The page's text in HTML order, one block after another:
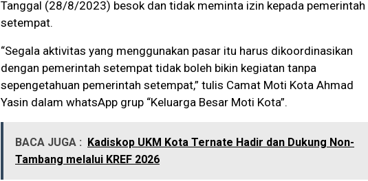
Tanggal (28/8/2023) besok dan tidak meminta izin kepada pemerintah
setempat.
“Segala aktivitas yang menggunakan pasar itu harus dikoordinasikan
dengan pemerintah setempat tidak boleh bikin kegiatan tanpa
sepengetahuan pemerintah setempat,” tulis Camat Moti Kota Ahmad
Yasin dalam whatsApp grup “Keluarga Besar Moti Kota”.
BACA JUGA : Kadiskop UKM Kota Ternate Hadir dan Dukung Non-
Tambang melalui KREF 2026